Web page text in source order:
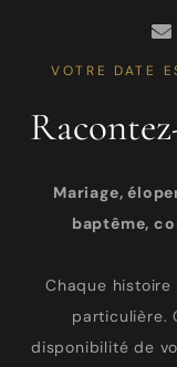
VOTRE DATE
Mariage,
baptême,
Chaque
particulière.
disponibilité de